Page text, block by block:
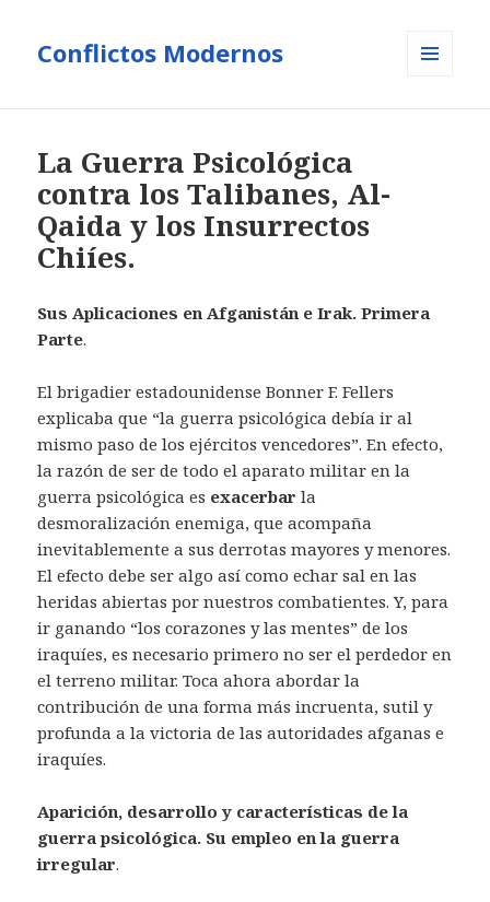
Conflictos Modernos
La Guerra Psicológica
contra los Talibanes, Al-
Qaida y los Insurrectos
Chiíes.
Sus Aplicaciones en Afganistán e Irak. Primera
Parte.
El brigadier estadounidense Bonner F. Fellers
explicaba que “la guerra psicológica debía ir al
mismo paso de los ejércitos vencedores”. En efecto,
la razón de ser de todo el aparato militar en la
guerra psicológica es exacerbar la
desmoralización enemiga, que acompaña
inevitablemente a sus derrotas mayores y menores.
El efecto debe ser algo así como echar sal en las
heridas abiertas por nuestros combatientes. Y, para
ir ganando “los corazones y las mentes” de los
iraquíes, es necesario primero no ser el perdedor en
el terreno militar. Toca ahora abordar la
contribución de una forma más incruenta, sutil y
profunda a la victoria de las autoridades afganas e
iraquíes.
Aparición, desarrollo y características de la
guerra psicológica. Su empleo en la guerra
irregular.